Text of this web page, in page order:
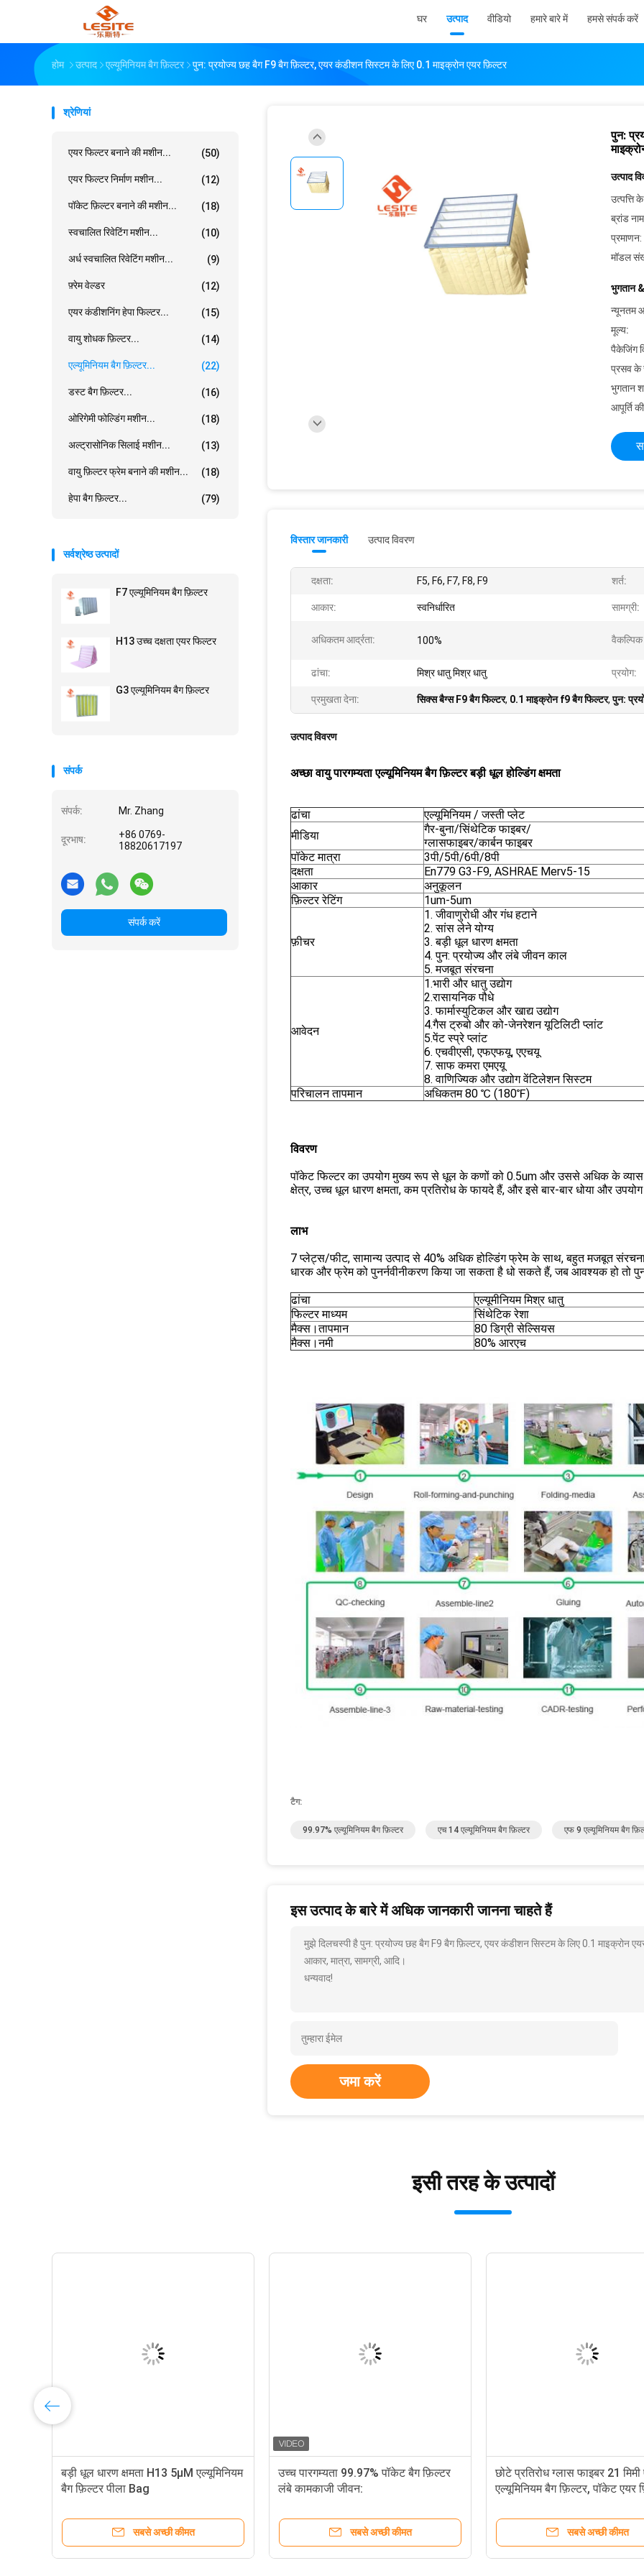
घर उत्पाद वीडियो हमारे बारे में हमसे संपर्क करें
होम उत्पाद एल्यूमिनियम बैग फ़िल्टर पुन: प्रयोज्य छह बैग F9 बैग फ़िल्टर, एयर कंडीशन सिस्टम के लिए 0.1 माइक्रोन एयर फ़िल्टर
श्रेणियां
एयर फिल्टर बनाने की मशीन... (50)
एयर फिल्टर निर्माण मशीन... (12)
पॉकेट फ़िल्टर बनाने की मशीन... (18)
स्वचालित रिवेटिंग मशीन... (10)
अर्ध स्वचालित रिवेटिंग मशीन... (9)
फ़्रेम वेल्डर (12)
एयर कंडीशनिंग हेपा फिल्टर... (15)
वायु शोधक फ़िल्टर... (14)
एल्यूमिनियम बैग फ़िल्टर... (22)
डस्ट बैग फ़िल्टर... (16)
ओरिगेमी फोल्डिंग मशीन... (18)
अल्ट्रासोनिक सिलाई मशीन... (13)
वायु फ़िल्टर फ्रेम बनाने की मशीन... (18)
हेपा बैग फ़िल्टर... (79)
सर्वश्रेष्ठ उत्पादों
F7 एल्यूमिनियम बैग फ़िल्टर
H13 उच्च दक्षता एयर फिल्टर
G3 एल्यूमिनियम बैग फ़िल्टर
संपर्क
संपर्क: Mr. Zhang
दूरभाष:
+86 0769-
18820617197
संपर्क करें
पुन:
उत्पाद
उत्पत्ति
ब्रांड
प्रमाणन:
मॉडल
भुगतान
न्यूनतम
मूल्य:
पैकेजिंग
प्रसव के
भुगतान
आपूर्ति
विस्तार जानकारी उत्पाद विवरण
दक्षता: F5, F6, F7, F8, F9 शर्त:
आकार: स्वनिर्धारित सामग्री:
अधिकतम आर्द्रता: 100% वैकल्पिक
ढांचा: मिश्र धातु मिश्र धातु प्रयोग:
प्रमुखता देना: सिक्स बैग्स F9 बैग फिल्टर, 0.1 माइक्रोन f9 बैग फिल्टर,पुन:
उत्पाद विवरण
अच्छा वायु पारगम्यता एल्यूमिनियम बैग फ़िल्टर बड़ी धूल होल्डिंग क्षमता
ढांचा
एल्यूमिनियम / जस्ती प्लेट
मीडिया
गैर-बुना/सिंथेटिक फाइबर/
ग्लासफाइबर/कार्बन फाइबर
पॉकेट मात्रा
3पी/5पी/6पी/8पी
दक्षता
En779 G3-F9, ASHRAE Merv5-15
आकार
अनुकूलन
फ़िल्टर रेटिंग
1um-5um
फ़ीचर
1. जीवाणुरोधी और गंध हटाने
2. सांस लेने योग्य
3. बड़ी धूल धारण क्षमता
4. पुन: प्रयोज्य और लंबे जीवन काल
5. मजबूत संरचना
आवेदन
1.भारी और धातु उद्योग
2.रासायनिक पौधे
3. फार्मास्युटिकल और खाद्य उद्योग
4.गैस ट्रुबो और को-जेनरेशन यूटिलिटी प्लांट
5.पेंट स्प्रे प्लांट
6. एचवीएसी, एफएफयू, एएचयू
7. साफ कमरा एमएयू
8. वाणिज्यिक और उद्योग वेंटिलेशन सिस्टम
परिचालन तापमान
अधिकतम 80 ℃ (180℉)
विवरण
पॉकेट फिल्टर का उपयोग मुख्य रूप से धूल के कणों को 0.5um और उससे अधिक के व्यास
क्षेत्र, उच्च धूल धारण क्षमता, कम प्रतिरोध के फायदे हैं, और इसे बार-बार धोया और
लाभ
7 प्लेट्स/फीट, सामान्य उत्पाद से 40% अधिक होल्डिंग फ्रेम के साथ, बहुत मजबूत
धारक और फ्रेम को पुनर्नवीनीकरण किया जा सकता है धो सकते हैं, जब आवश्यक हो तो
ढांचा
एल्यूमीनियम मिश्र धातु
फिल्टर माध्यम
सिंथेटिक रेशा
मैक्स।तापमान
80 डिग्री सेल्सियस
मैक्स।नमी
80% आरएच
टैग:
99.97% एल्यूमिनियम बैग फ़िल्टर एच 14 एल्यूमिनियम बैग फ़िल्टर एफ 9 एल्यूमिनियम बैग
इस उत्पाद के बारे में अधिक जानकारी जानना चाहते हैं
मुझे दिलचस्पी है पुन: प्रयोज्य छह बैग F9 बैग फ़िल्टर, एयर कंडीशन सिस्टम के लिए 0.1 माइक्रोन
आकार, मात्रा, सामग्री, आदि।
धन्यवाद!
जमा करें
इसी तरह के उत्पादों
बड़ी धूल धारण क्षमता H13 5μM एल्यूमिनियम
बैग फ़िल्टर पीला Bag
सबसे अच्छी कीमत
उच्च पारगम्यता 99.97% पॉकेट बैग फ़िल्टर
लंबे कामकाजी जीवन:
सबसे अच्छी कीमत
छोटे प्रतिरोध ग्लास फाइबर 21
एल्यूमिनियम बैग फ़िल्टर, पॉकेट एयर
सबसे अच्छी कीमत